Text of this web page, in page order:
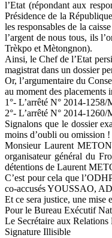
l’Etat (répondant aux
Présidence de la
les responsables de la
l’argent de nous tous, ils
Trèkpo et Mètongnon).
Ainsi, le Chef de l’Etat
magistrat dans un dossier
Or, l’argumentaire du
au moment des placements
1°- L’arrêté N° 2014-
2°- L’arrêté N° 2014-
Signalons que le dossier
moins d’oubli ou omission
Monsieur Laurent
organisateur général du
détentions de Laurent
C’est pour cela que
co-accusés YOUSSAO,
Et ce sera justice, une mise
Pour le Bureau Exécutif
Le Secrétaire aux Relations
Signature Illisible